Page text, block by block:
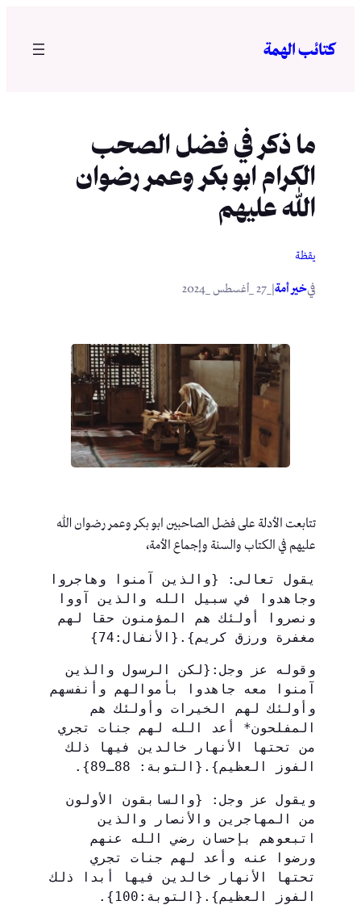
المحتوى
كتائب الهمة
ما ذكر في فضل الصحب
الكرام ابو بكر وعمر رضوان
الله عليهم
يقظة
فيخير أمة
تتابعت الأدلة على فضل الصاحبين ابو بكر وعمر رضوان الله
عليهم في الكتاب والسنة وإجماع الأمة،
مغفرة ورزق كريم}.{الأنفال:74}
وقوله عز وجل:{لكن الرسول والذين
من تحتها الأنهار خالدين فيها ذلك
الفوز العظيم}.{التوبة: 88ـ89}.
من المهاجرين والأنصار والذين
تحتها الأنهار خالدين فيها أبدا ذلك
الفوز العظيم}.{التوبة:100}.